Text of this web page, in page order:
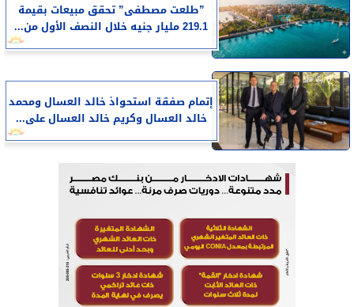
​”طلعت مصطفى” تحقق مبيعات بقيمة
219.1 مليار جنيه خلال النصف الأول من...
إتمام صفقة استحواذ خالد العسال ومحمد
خالد العسال وكريم خالد العسال على...